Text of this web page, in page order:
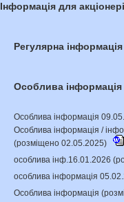
Інформація для
Регулярна інформація
Особлива інформація
Особлива інформація
Особлива інформація /
(розміщено 02.05.2025)
особлива інф.16.01.2026
особлива інформація
Особлива інформація